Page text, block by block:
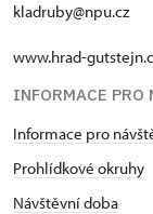
kladruby@npu.cz
www.hrad-
INFORMACE PRO
Informace pro
Prohlídkové okruhy
Návštěvní doba